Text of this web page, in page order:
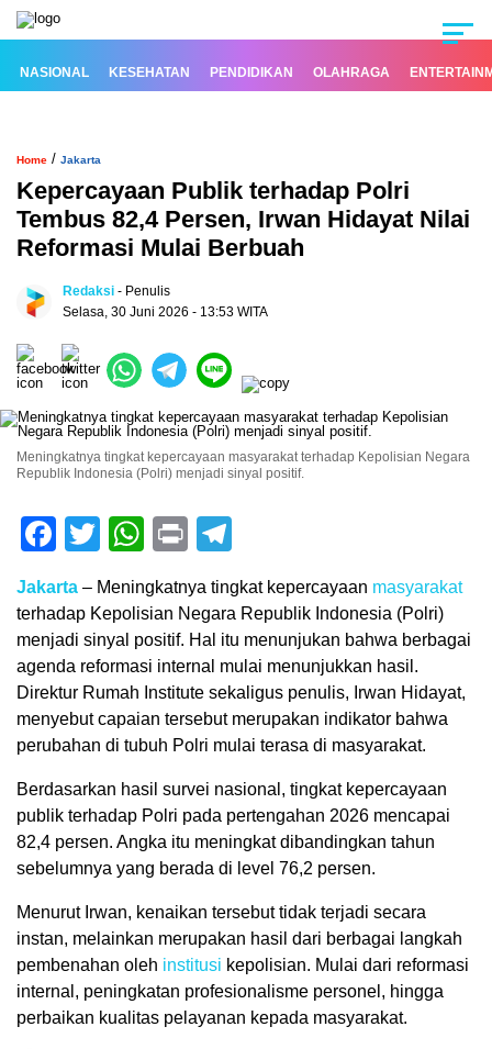
NASIONAL KESEHATAN PENDIDIKAN OLAHRAGA
Home / Jakarta
Kepercayaan Publik terhadap Polri
Tembus 82,4 Persen, Irwan Hidayat Nilai
Reformasi Mulai Berbuah
Redaksi - Penulis
Selasa, 30 Juni 2026 - 13:53 WITA
Meningkatnya tingkat kepercayaan masyarakat terhadap Kepolisian Negara
Republik Indonesia (Polri) menjadi sinyal positif.
Facebook
TwitterWhatsApp
Print
Jakarta – Meningkatnya tingkat kepercayaan masyarakat
terhadap Kepolisian Negara Republik Indonesia (Polri)
menjadi sinyal positif. Hal itu menunjukan bahwa berbagai
agenda reformasi internal mulai menunjukkan hasil.
Direktur Rumah Institute sekaligus penulis, Irwan Hidayat,
menyebut capaian tersebut merupakan indikator bahwa
perubahan di tubuh Polri mulai terasa di masyarakat.
Berdasarkan hasil survei nasional, tingkat kepercayaan
publik terhadap Polri pada pertengahan 2026 mencapai
82,4 persen. Angka itu meningkat dibandingkan tahun
sebelumnya yang berada di level 76,2 persen.
Menurut Irwan, kenaikan tersebut tidak terjadi secara
instan, melainkan merupakan hasil dari berbagai langkah
pembenahan oleh institusi kepolisian. Mulai dari reformasi
internal, peningkatan profesionalisme personel, hingga
perbaikan kualitas pelayanan kepada masyarakat.